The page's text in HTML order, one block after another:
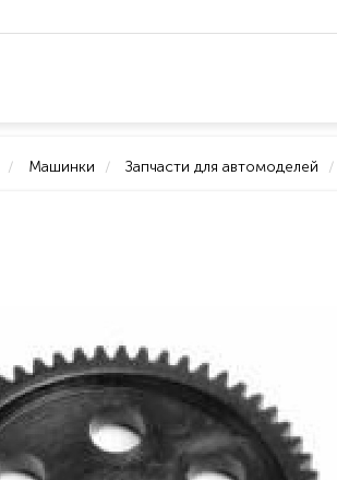
Машинки Запчасти для автомоделей